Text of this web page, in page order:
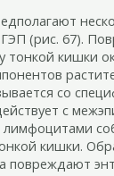
(рис. 67).
тонкой кишки
со
с
кишки.
повреждают